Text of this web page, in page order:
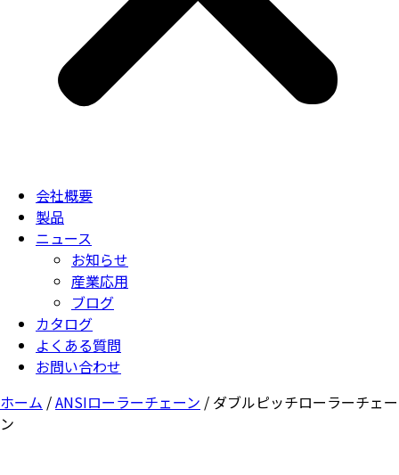
会社概要
製品
ニュース
お知らせ
産業応用
ブログ
カタログ
よくある質問
お問い合わせ
ホーム /ANSIローラーチェーン / ダブルピッチローラーチェー
ン